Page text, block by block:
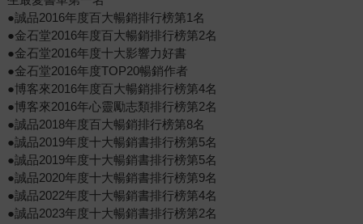
●誠品2016年度百大暢銷排行榜第1名
●金石堂2016年度百大暢銷排行榜第2名
●金石堂2016年度十大影響力好書
●金石堂2016年度TOP20暢銷作者
●博客來2016年度百大暢銷排行榜第4名
●博客來2016年心靈勵志類排行榜第2名
●誠品2018年度百大暢銷排行榜第8名
●誠品2019年度十大暢銷書排行榜第5名
●誠品2019年度十大暢銷書排行榜第5名
●誠品2020年度十大暢銷書排行榜第9名
●誠品2022年度十大暢銷書排行榜第4名
●誠品2023年度十大暢銷書排行榜第2名